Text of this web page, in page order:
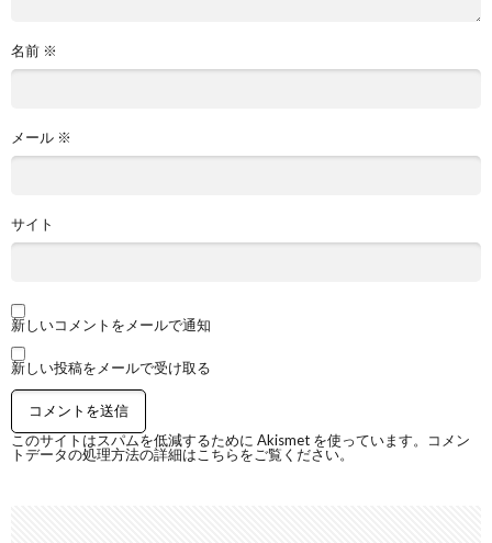
名前 ※
メール ※
サイト
新しいコメントをメールで通知
新しい投稿をメールで受け取る
このサイトはスパムを低減するために Akismet を使っています。
コメン
トデータの処理方法の詳細はこちらをご覧ください。